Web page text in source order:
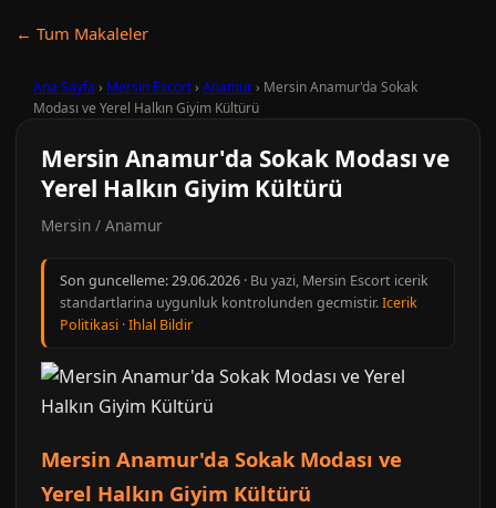
← Tum Makaleler
Ana Sayfa › Mersin Escort› Anamur› Mersin Anamur'da Sokak
Modası ve Yerel Halkın Giyim Kültürü
Mersin Anamur'da Sokak Modası ve
Yerel Halkın Giyim Kültürü
Mersin / Anamur
Son guncelleme:29.06.2026 · Bu yazi, Mersin Escort icerik
standartlarina uygunluk kontrolunden gecmistir.Icerik
Politikasi ·Ihlal Bildir
Mersin Anamur'da Sokak Modası ve
Yerel Halkın Giyim Kültürü